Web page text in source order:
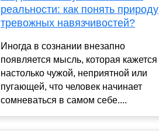
реальности: как понять природу
тревожных навязчивостей?
Иногда в сознании внезапно
появляется мысль, которая кажется
настолько чужой, неприятной или
пугающей, что человек начинает
сомневаться в самом себе....